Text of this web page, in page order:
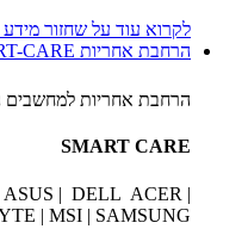
לקרוא עוד על שחזור מידע
הרחבת אחריות SMART-CARE
הרחבת אחריות למחשבים
SMART CARE
ASUS | DELL ACER |
| MSI | SAMSUNG